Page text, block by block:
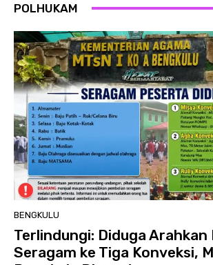
POLHUKAM
BENGKULU
Terlindungi: Diduga Arahkan
Seragam ke Tiga Konveksi,